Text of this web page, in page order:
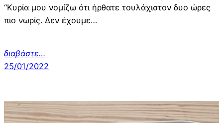
“Κυρία μου νομίζω ότι ήρθατε τουλάχιστον δυο ώρες
πιο νωρίς. Δεν έχουμε…
διαβάστε…
25/01/2022